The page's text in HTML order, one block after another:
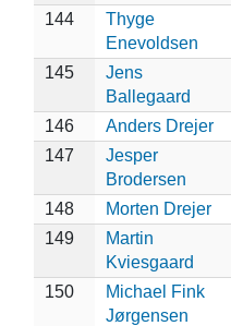
144
Thyge
Enevoldsen
145
Jens
Ballegaard
146
Anders Drejer
147
Jesper
Brodersen
148 Morten Drejer
149
Martin
Kviesgaard
150
Michael Fink
Jørgensen